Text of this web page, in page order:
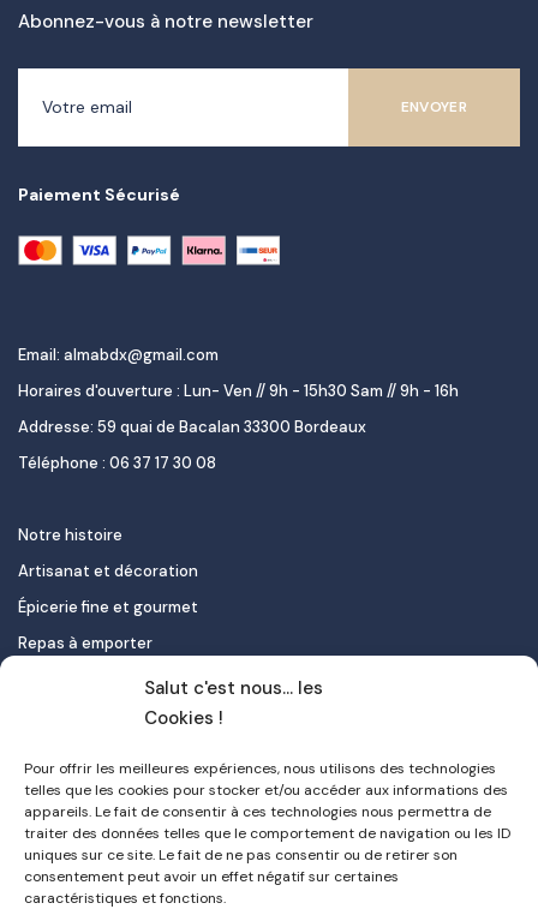
Salut c'est nous... les
Cookies !
Pour offrir les meilleures expériences, nous utilisons des technologies
telles que les cookies pour stocker et/ou accéder aux informations des
appareils. Le fait de consentir à ces technologies nous permettra de
traiter des données telles que le comportement de navigation ou les ID
uniques sur ce site. Le fait de ne pas consentir ou de retirer son
consentement peut avoir un effet négatif sur certaines
caractéristiques et fonctions.
Abonnez-vous à notre newsletter
Paiement Sécurisé
Email: almabdx@gmail.com
Horaires d'ouverture : Lun- Ven // 9h - 15h30 Sam // 9h - 16h
Addresse: 59 quai de Bacalan 33300 Bordeaux
Téléphone : 06 37 17 30 08
Notre histoire
Artisanat et décoration
Épicerie fine et gourmet
Repas à emporter
Le pastel de nata
Contact
Mon compte
FAQ
Livraison